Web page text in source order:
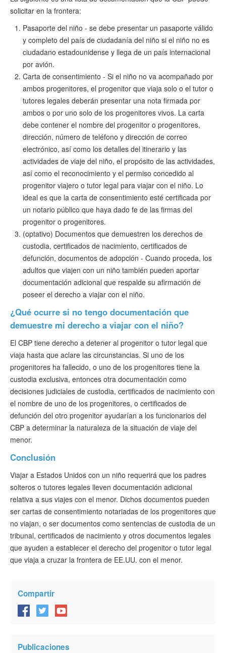
solicitar en la frontera:
Pasaporte del niño - se debe presentar un pasaporte válido
y completo del país de ciudadanía del niño si el niño no es
ciudadano estadounidense y llega de un país internacional
por avión.
Carta de consentimiento - Si el niño no va acompañado por
ambos progenitores, el progenitor que viaja solo o el tutor o
tutores legales deberán presentar una nota firmada por
ambos o por uno solo de los progenitores vivos. La carta
debe contener el nombre del progenitor o progenitores,
dirección, número de teléfono y dirección de correo
electrónico, así como los detalles del itinerario y las
actividades de viaje del niño, el propósito de las actividades,
así como el reconocimiento y el permiso concedido al
progenitor viajero o tutor legal para viajar con el niño. Lo
ideal es que la carta de consentimiento esté certificada por
un notario público que haya dado fe de las firmas del
progenitor o progenitores.
(optativo) Documentos que demuestren los derechos de
custodia, certificados de nacimiento, certificados de
defunción, documentos de adopción - Cuando proceda, los
adultos que viajen con un niño también pueden aportar
documentación adicional que respalde su afirmación de
poseer el derecho a viajar con el niño.
¿Qué ocurre si no tengo documentación que
demuestre mi derecho a viajar con el niño?
El CBP tiene derecho a detener al progenitor o tutor legal que
viaja hasta que aclare las circunstancias. Si uno de los
progenitores ha fallecido, o uno de los progenitores tiene la
custodia exclusiva, entonces otra documentación como
decisiones judiciales de custodia, certificados de nacimiento con
el nombre de uno de los progenitores, o certificados de
defunción del otro progenitor ayudarían a los funcionarios del
CBP a determinar la naturaleza de la situación de viaje del
menor.
Conclusión
Viajar a Estados Unidos con un niño requerirá que los padres
solteros o tutores legales lleven documentación adicional
relativa a sus viajes con el menor. Dichos documentos pueden
ser cartas de consentimiento notariadas de los progenitores que
no viajan, o ser documentos como sentencias de custodia de un
tribunal, certificados de nacimiento y otros documentos legales
que ayuden a establecer el derecho del progenitor o tutor legal
que viaja a cruzar la frontera de EE.UU. con el menor.
Compartir
Publicaciones